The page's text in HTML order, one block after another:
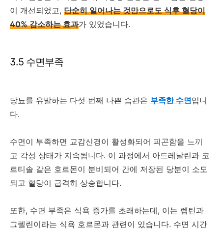
이 개선되었고, 단순히 일어나는 것만으로도 식후 혈당이
40% 감소하는 효과가 있었습니다.
3.5 수면부족
당뇨를 유발하는 다섯 번째 나쁜 습관은 부족한 수면입니
다.
수면이 부족하면 교감신경이 활성화되어 피곤함을 느끼
고 각성 상태가 지속됩니다. 이 과정에서 아드레날린과 코
르티솔 같은 호르몬이 분비되어 간에 저장된 당분이 소모
되고 혈당이 급격히 상승합니다.
또한, 수면 부족은 식욕 증가를 초래하는데, 이는 렙틴과
그렐린이라는 식욕 호르몬과 관련이 있습니다. 수면 시간